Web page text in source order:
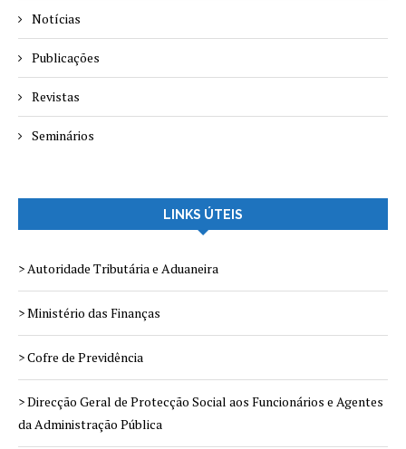
Notícias
Publicações
Revistas
Seminários
LINKS ÚTEIS
> Autoridade Tributária e Aduaneira
> Ministério das Finanças
> Cofre de Previdência
> Direcção Geral de Protecção Social aos Funcionários e Agentes
da Administração Pública